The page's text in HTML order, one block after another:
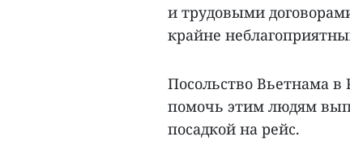
и трудовыми
крайне
Посольство Вьетнама в
помочь этим людям
посадкой на рейс.